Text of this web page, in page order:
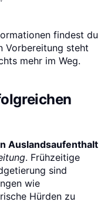
findest du
Vorbereitung steht
mehr im Weg.
Auslandsaufenthalt
. Frühzeitige
sind
wie
Hürden zu